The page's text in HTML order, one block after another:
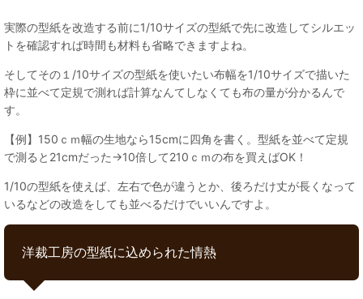
実際の型紙を改造する前に1/10サイズの型紙で先に改造してシルエッ
トを確認すれば時間も材料も省略できますよね。
そしてその１/10サイズの型紙を使いたい布幅を1/10サイズで描いた
枠に並べて定規で測れば計算なんてしなくても布の量が分かるんで
す。
【例】150ｃｍ幅の生地なら15cmに四角を書く。型紙を並べて定規
で測ると21cmだった→10倍して210ｃｍの布を買えばOK！
1/10の型紙を使えば、左右で色が違うとか、後ろだけ丈が長くなって
いるなどの改造をしても並べるだけでいいんですよ。
洋裁工房の型紙に込められた情熱